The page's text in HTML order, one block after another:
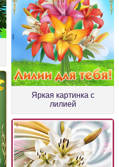
Яркая картинка с
лилией